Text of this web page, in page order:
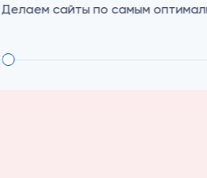
Делаем сайты по самым